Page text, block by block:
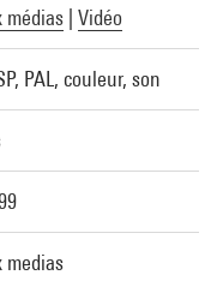
médias Vidéo
PAL, couleur, son
medias